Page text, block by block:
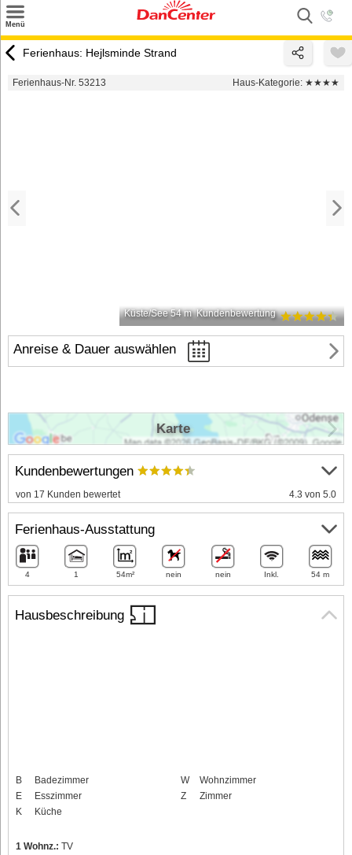
Menü
Urlaubsziele
Ferienhaus: Hejlsminde Strand
Ferienhaus-Nr. 53213 Haus-Kategorie: ★★★★
Küste/See 54 m Kundenbewertung
Anreise & Dauer auswählen
Hausbeschreibung
B
Badezimmer
E
Esszimmer
K
Küche
W
Wohnzimmer
Z
Zimmer
1 Wohnz.: TV
Kundenbewertungen
von 17 Kunden bewertet 4.3 von 5.0
Ferienhaus-Ausstattung
4 1 54m² nein nein Inkl. 54 m
Karte